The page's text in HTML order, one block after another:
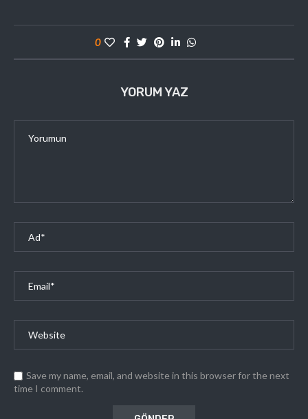
0
YORUM YAZ
Save my name, email, and website in this browser for the next
time I comment.